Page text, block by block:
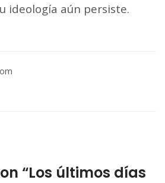
ideología aún persiste.
“Los últimos días